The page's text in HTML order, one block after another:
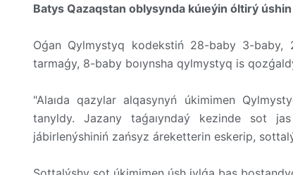
Batys Qazaqstan oblysynda kúıeýin óltirý
Oǵan Qylmystyq kodekstiń 28-baby 3-
tarmaǵy, 8-baby boıynsha qylmystyq is
"Alaıda qazylar alqasynyń úkimimen
tanyldy. Jazany taǵaıyndaý kezinde sot
jábirlenýshiniń zańsyz áreketterin eskerip,